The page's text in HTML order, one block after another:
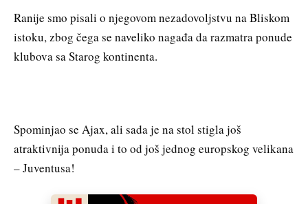
Ranije smo pisali o njegovom nezadovoljstvu na Bliskom
istoku, zbog čega se naveliko nagađa da razmatra ponude
klubova sa Starog kontinenta.
Spominjao se Ajax, ali sada je na stol stigla još
atraktivnija ponuda i to od još jednog europskog velikana
– Juventusa!